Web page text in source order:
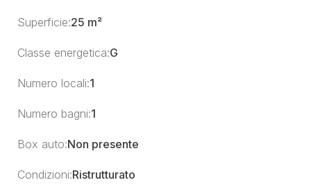
Superficie:25 m²
Classe energetica:G
Numero locali:1
Numero bagni:1
Box auto:Non presente
Condizioni:Ristrutturato